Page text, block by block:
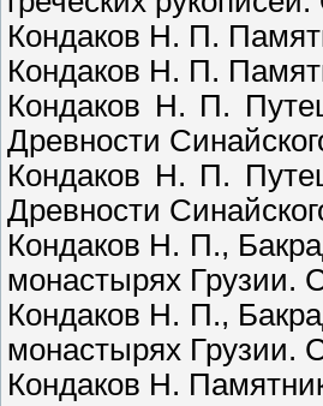
Кондаков Н. П.
Кондаков Н. П.
Кондаков Н. П.
Древности
Кондаков Н. П.
Древности
Кондаков Н. П.,
монастырях Грузии.
Кондаков Н. П.,
монастырях Грузии.
Кондаков Н.